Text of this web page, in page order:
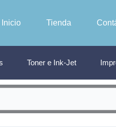
Inicio Tienda
Toner e Ink-Jet